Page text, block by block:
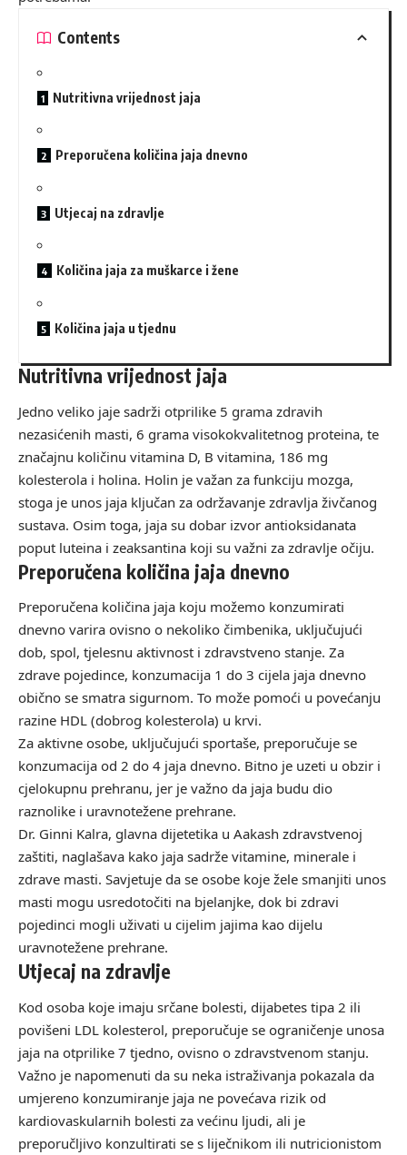
Contents
Nutritivna vrijednost jaja
Preporučena količina jaja dnevno
Utjecaj na zdravlje
Količina jaja za muškarce i žene
Količina jaja u tjednu
Nutritivna vrijednost jaja
Jedno veliko jaje sadrži otprilike 5 grama zdravih
nezasićenih masti, 6 grama visokokvalitetnog proteina, te
značajnu količinu vitamina D, B vitamina, 186 mg
kolesterola i holina. Holin je važan za funkciju mozga,
stoga je unos jaja ključan za održavanje zdravlja živčanog
sustava. Osim toga, jaja su dobar izvor antioksidanata
poput luteina i zeaksantina koji su važni za zdravlje očiju.
Preporučena količina jaja dnevno
Preporučena količina jaja koju možemo konzumirati
dnevno varira ovisno o nekoliko čimbenika, uključujući
dob, spol, tjelesnu aktivnost i zdravstveno stanje. Za
zdrave pojedince, konzumacija 1 do 3 cijela jaja dnevno
obično se smatra sigurnom. To može pomoći u povećanju
razine HDL (dobrog kolesterola) u krvi.
Za aktivne osobe, uključujući sportaše, preporučuje se
konzumacija od 2 do 4 jaja dnevno. Bitno je uzeti u obzir i
cjelokupnu prehranu, jer je važno da jaja budu dio
raznolike i uravnotežene prehrane.
Dr. Ginni Kalra, glavna dijetetika u Aakash zdravstvenoj
zaštiti, naglašava kako jaja sadrže vitamine, minerale i
zdrave masti. Savjetuje da se osobe koje žele smanjiti unos
masti mogu usredotočiti na bjelanjke, dok bi zdravi
pojedinci mogli uživati u cijelim jajima kao dijelu
uravnotežene prehrane.
Utjecaj na zdravlje
Kod osoba koje imaju srčane bolesti, dijabetes tipa 2 ili
povišeni LDL kolesterol, preporučuje se ograničenje unosa
jaja na otprilike 7 tjedno, ovisno o zdravstvenom stanju.
Važno je napomenuti da su neka istraživanja pokazala da
umjereno konzumiranje jaja ne povećava rizik od
kardiovaskularnih bolesti za većinu ljudi, ali je
preporučljivo konzultirati se s liječnikom ili nutricionistom